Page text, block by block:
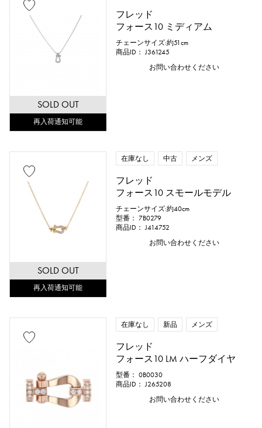
SOLD OUT
再入荷通知可能
フレッド
フォース10 ミディアム
チェーンサイズ:約51cm
商品ID： J361245
お問い合わせください
SOLD OUT
再入荷通知可能
在庫なし 中古 メンズ
フレッド
フォース10 スモールモデル
チェーンサイズ:約40cm
型番： 7B0279
商品ID： J414752
お問い合わせください
在庫なし 新品 メンズ
フレッド
フォース10 LM ハーフダイヤ
型番： 0B0030
商品ID： J265208
お問い合わせください